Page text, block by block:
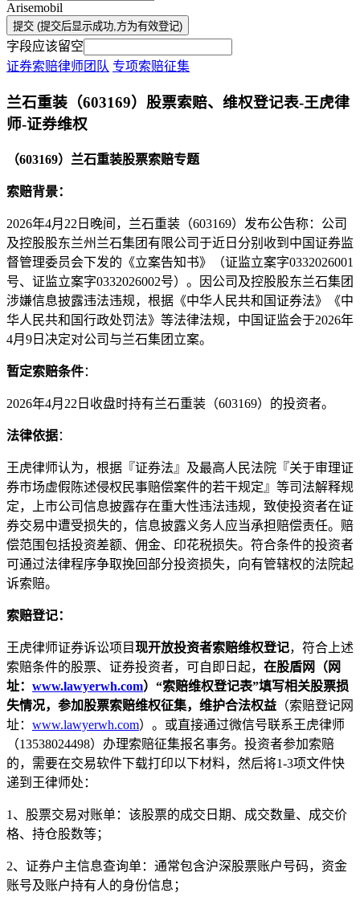
Arisemobil
提交 (提交后显示成功,方为有效登记)
字段应该留空
证券索赔律师团队 专项索赔征集
兰石重装（603169）股票索赔、维权登记表-王虎律
师-证券维权
（603169）兰石重装股票索赔专题
索赔背景：
2026年4月22日晚间，兰石重装（603169）发布公告称：公司
及控股股东兰州兰石集团有限公司于近日分别收到中国证券监
督管理委员会下发的《立案告知书》（证监立案字0332026001
号、证监立案字0332026002号）。因公司及控股股东兰石集团
涉嫌信息披露违法违规，根据《中华人民共和国证券法》《中
华人民共和国行政处罚法》等法律法规，中国证监会于2026年
4月9日决定对公司与兰石集团立案。
暂定索赔条件：
2026年4月22日收盘时持有兰石重装（603169）的投资者。
法律依据：
王虎律师认为，根据『证券法』及最高人民法院『关于审理证
券市场虚假陈述侵权民事赔偿案件的若干规定』等司法解释规
定，上市公司信息披露存在重大性违法违规，致使投资者在证
券交易中遭受损失的，信息披露义务人应当承担赔偿责任。赔
偿范围包括投资差额、佣金、印花税损失。符合条件的投资者
可通过法律程序争取挽回部分投资损失，向有管辖权的法院起
诉索赔。
索赔登记：
王虎律师证券诉讼项目现开放投资者索赔维权登记，符合上述
索赔条件的股票、证券投资者，可自即日起， 在股盾网（网
址： www.lawyerwh.com）“索赔维权登记表”填写相关股票损
失情况，参加股票索赔维权征集，维护合法权益 （索赔登记网
址： www.lawyerwh.com）。或直接通过微信号联系王虎律师
（13538024498）办理索赔征集报名事务。投资者参加索赔
的，需要在交易软件下载打印以下材料，然后将1-3项文件快
递到王律师处：
1、股票交易对账单：该股票的成交日期、成交数量、成交价
格、持仓股数等；
2、证券户主信息查询单：通常包含沪深股票账户号码，资金
账号及账户持有人的身份信息；